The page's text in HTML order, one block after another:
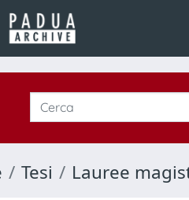
Tesi Lauree